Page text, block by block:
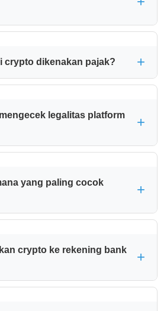
secara berkala. Namun, crypto
yang sah dan hanya boleh
terjangkau. Beberapa platform
dan Tokocrypto mulai dari
memudahkan siapa saja untuk
crypto dikenakan pajak?
Nomor 68/PMK.03/2022, transaksi
langsung dipotong otomatis
transaksi di exchange yang
legalitas platform
dan cek whitelist PAKD/CPAKD
website sesuai dengan daftar
Kontak OJK di 157 untuk
yang paling cocok
Ajaib Kripto sangat
Kedua platform ini
edukasi in-app yang membantu
investasi crypto.
crypto ke rekening bank
menyediakan fitur penarikan